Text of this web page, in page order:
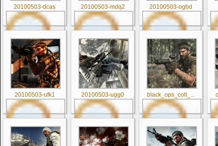
20100503-dcas 20100503-mdq2 20100503-ogbd
20100503-ufk1 20100503-ugg0 black_ops_colt_...